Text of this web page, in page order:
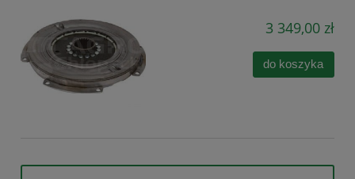
3 349,00 zł
do koszyka